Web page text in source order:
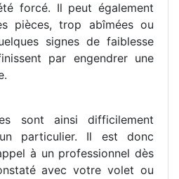
forcé. Il peut également
pièces, trop abîmées ou
signes de faiblesse
par engendrer une
sont ainsi difficilement
particulier. Il est donc
à un professionnel dès
avec votre volet ou